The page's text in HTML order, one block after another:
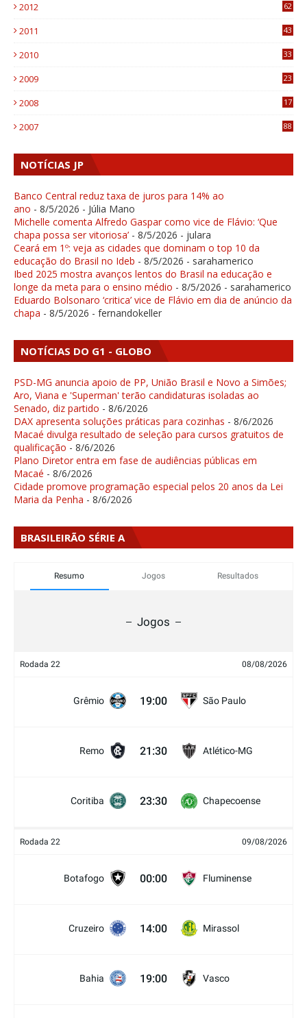
2012
62
2011
43
2010
33
2009
23
2008
17
2007 88
NOTÍCIAS JP
Banco Central reduz taxa de juros para 14% ao
ano - 8/5/2026 - Júlia Mano
Michelle comenta Alfredo Gaspar como vice de Flávio: ‘Que
chapa possa ser vitoriosa’ - 8/5/2026 - julara
Ceará em 1º: veja as cidades que dominam o top 10 da
educação do Brasil no Ideb - 8/5/2026 - sarahamerico
Ibed 2025 mostra avanços lentos do Brasil na educação e
longe da meta para o ensino médio - 8/5/2026 - sarahamerico
Eduardo Bolsonaro ‘critica’ vice de Flávio em dia de anúncio da
chapa - 8/5/2026 - fernandokeller
NOTÍCIAS DO G1 - GLOBO
PSD-MG anuncia apoio de PP, União Brasil e Novo a Simões;
Aro, Viana e 'Superman' terão candidaturas isoladas ao
Senado, diz partido - 8/6/2026
DAX apresenta soluções práticas para cozinhas - 8/6/2026
Macaé divulga resultado de seleção para cursos gratuitos de
qualificação - 8/6/2026
Plano Diretor entra em fase de audiências públicas em
Macaé - 8/6/2026
Cidade promove programação especial pelos 20 anos da Lei
Maria da Penha - 8/6/2026
BRASILEIRÃO SÉRIE A
Resumo Jogos Resultados
Jogos
Rodada 22 08/08/2026
Grêmio 19:00 São Paulo
Remo 21:30 Atlético-MG
Coritiba 23:30 Chapecoense
Rodada 22 09/08/2026
Botafogo 00:00 Fluminense
Cruzeiro 14:00 Mirassol
Bahia 19:00 Vasco